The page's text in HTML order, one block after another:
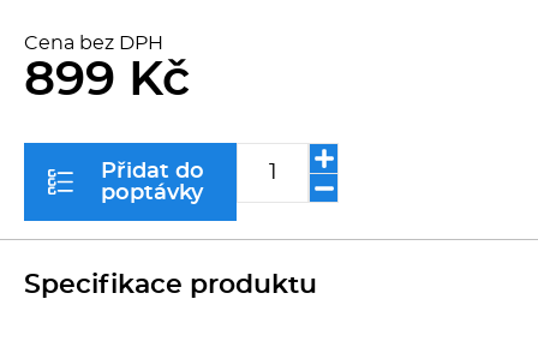
Konvektomaty/Pece
Kotle
Stolní zařízení
Cena bez DPH
899 Kč
Přidat do
poptávky
Specifikace produktu